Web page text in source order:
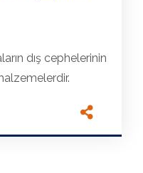
dış cephelerinin